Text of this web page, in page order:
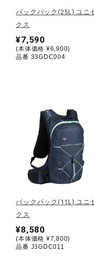
バドミントン
陸上競技
ソフトボール
柔道
ウィンタース
ワーキング
バックパック(25L) ユニ
クス
¥7,590
(本体価格 ¥6,900)
品番 33GDC004
バックパック(11L) ユニ
クス
¥8,580
(本体価格 ¥7,800)
品番 J3GDC011